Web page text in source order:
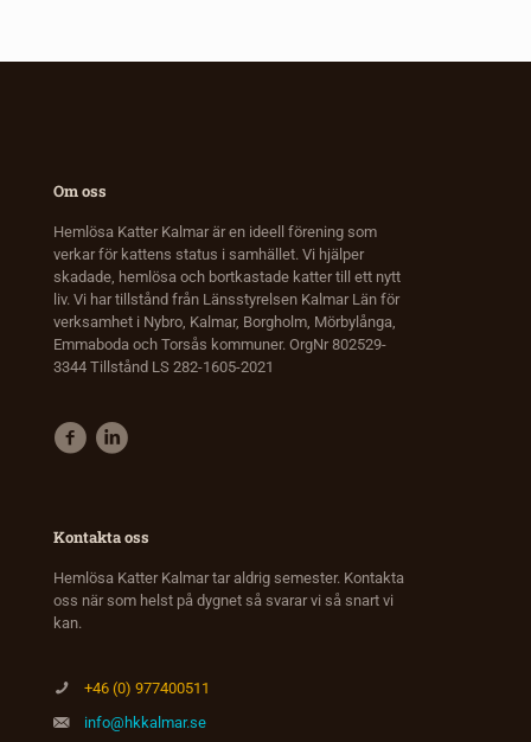
Om oss
Hemlösa Katter Kalmar är en ideell förening som
verkar för kattens status i samhället. Vi hjälper
skadade, hemlösa och bortkastade katter till ett nytt
liv. Vi har tillstånd från Länsstyrelsen Kalmar Län för
verksamhet i Nybro, Kalmar, Borgholm, Mörbylånga,
Emmaboda och Torsås kommuner. OrgNr 802529-
3344 Tillstånd LS 282-1605-2021
Kontakta oss
Hemlösa Katter Kalmar tar aldrig semester. Kontakta
oss när som helst på dygnet så svarar vi så snart vi
kan.
+46 (0) 977400511
info@hkkalmar.se